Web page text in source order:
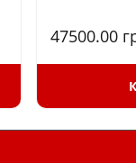
47500.00